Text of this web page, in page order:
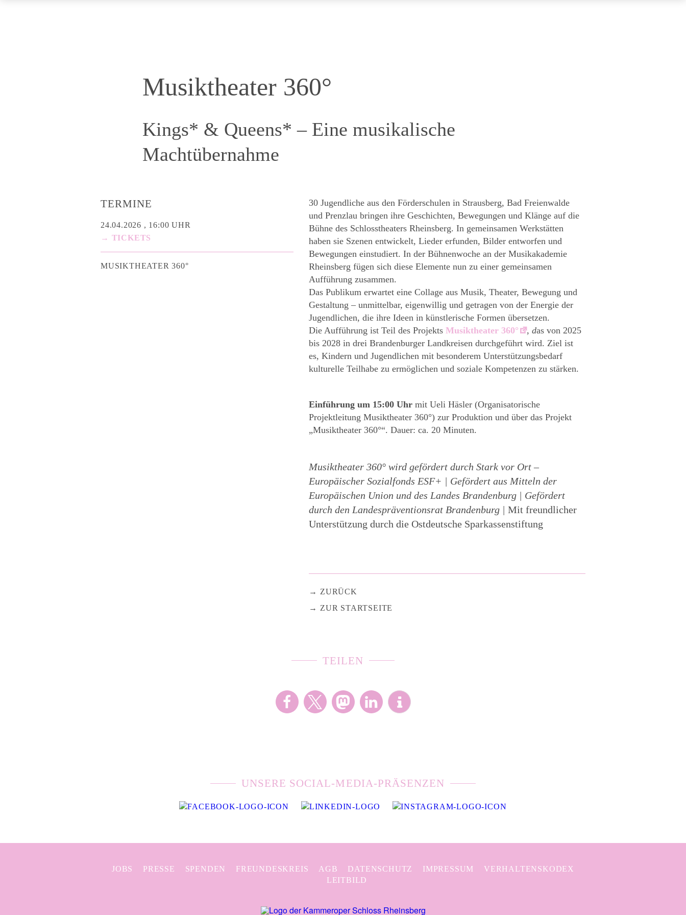
Musiktheater 360°
Kings* & Queens* – Eine musikalische
Machtübernahme
TERMINE
24.04.2026 , 16:00 UHR
→ TICKETS
MUSIKTHEATER 360°
30 Jugendliche aus den Förderschulen in Strausberg, Bad Freienwalde
und Prenzlau bringen ihre Geschichten, Bewegungen und Klänge auf die
Bühne des Schlosstheaters Rheinsberg. In gemeinsamen Werkstätten
haben sie Szenen entwickelt, Lieder erfunden, Bilder entworfen und
Bewegungen einstudiert. In der Bühnenwoche an der Musikakademie
Rheinsberg fügen sich diese Elemente nun zu einer gemeinsamen
Aufführung zusammen.
Das Publikum erwartet eine Collage aus Musik, Theater, Bewegung und
Gestaltung – unmittelbar, eigenwillig und getragen von der Energie der
Jugendlichen, die ihre Ideen in künstlerische Formen übersetzen.
Die Aufführung ist Teil des ProjektsMusiktheater 360° , das von 2025
bis 2028 in drei Brandenburger Landkreisen durchgeführt wird. Ziel ist
es, Kindern und Jugendlichen mit besonderem Unterstützungsbedarf
kulturelle Teilhabe zu ermöglichen und soziale Kompetenzen zu stärken.
Einführung um 15:00 Uhr mit Ueli Häsler (Organisatorische
Projektleitung Musiktheater 360°) zur Produktion und über das Projekt
„Musiktheater 360°“. Dauer: ca. 20 Minuten.
Musiktheater 360° wird gefördert durch Stark vor Ort –
Europäischer Sozialfonds ESF+ | Gefördert aus Mitteln der
Europäischen Union und des Landes Brandenburg | Gefördert
durch den Landespräventionsrat Brandenburg |Mit freundlicher
Unterstützung durch die Ostdeutsche Sparkassenstiftung
ZURÜCK
ZUR STARTSEITE
TEILEN
UNSERE SOCIAL-MEDIA-PRÄSENZEN
JOBS PRESSE SPENDEN FREUNDESKREIS AGB DATENSCHUTZ IMPRESSUM
VERHALTENSKODEX
LEITBILD